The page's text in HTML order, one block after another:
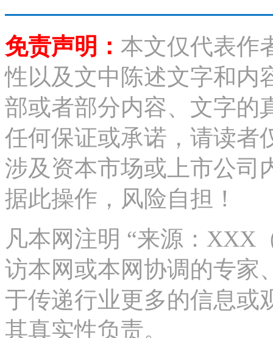
免责声明： 本文仅代表作
性以及文中陈述文字和内
部或者部分内容、文字的
任何保证或承诺，请读者
涉及资本市场或上市公司
据此操作，风险自担！
凡本网注明 “来源：XXX
访本网或本网协调的专家
于传递行业更多的信息或
其真实性负责。